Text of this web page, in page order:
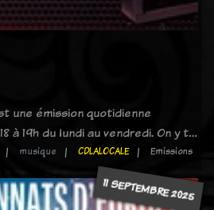
une émission quotidienne
à 19h du lundi au vendredi. On y t…
musique CDLALOCALE Emissions
11 SEPTEMBRE 2025